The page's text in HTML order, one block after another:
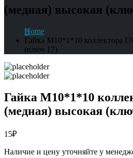
(медная) высокая
Home
Гайка М10*1*10 коллектора
(ключ 17)
Гайка М10*1*10
(медная) высокая
15₽
Наличие и цену уточняйте у